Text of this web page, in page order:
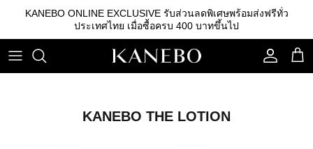
ที่
เนื้อหา
KANEBO ONLINE EXCLUSIVE รับส่วนลดพิเศษพร้อมส่งฟรีทั่ว
ประเทศไทย เมื่อซื้อครบ 400 บาทขึ้นไป
คลีนซิ่ง
รองพื้น
คิ้ว
KANEBO THE LOTION